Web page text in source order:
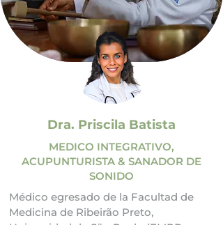
Sonido, ha formado a más de 1.000
estudiantes de forma presencial.
Desde 2010 ha desarrollado diversos
formatos de experiencias sonoras,
participando en sus experiencias y
retiros 6.000 personas, brindando una
expansión de la conciencia a través del
lanzó 40 canciones originales con más
de 2 millones de reproducciones en
Spotify.
Dra. Priscila Batista
MEDICO INTEGRATIVO,
ACUPUNTURISTA & SANADOR DE
SONIDO
Médico egresado de la Facultad de
Medicina de Ribeirão Preto,